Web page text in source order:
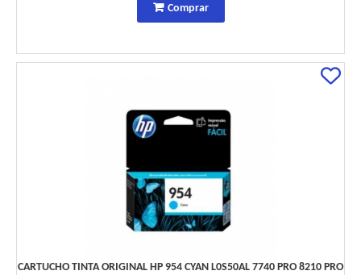
Comprar
CARTUCHO TINTA ORIGINAL HP 954 CYAN L0S50AL 7740 PRO 8210 PRO